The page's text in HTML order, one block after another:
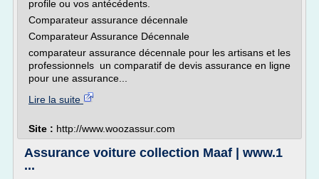
profile ou vos antécédents.
Comparateur assurance décennale
Comparateur Assurance Décennale
comparateur assurance décennale pour les artisans et les
professionnels un comparatif de devis assurance en ligne
pour une assurance...
Lire la suite
Site : http://www.woozassur.com
Assurance voiture collection Maaf | www.1
...